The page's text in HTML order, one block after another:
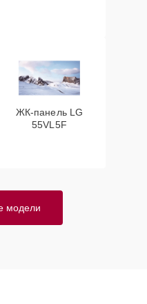
ЖК-панель LG
55VL5F
модели